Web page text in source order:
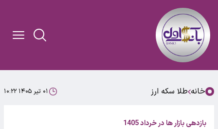
خانه طلا سکه ارز ۰۱ تیر ۱۴۰۵ ۱۰:۲۲
بازدهی بازار ها در خرداد 1405